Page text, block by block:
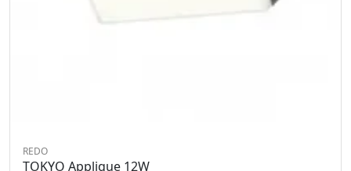
REDO
TOKYO Applique 12W